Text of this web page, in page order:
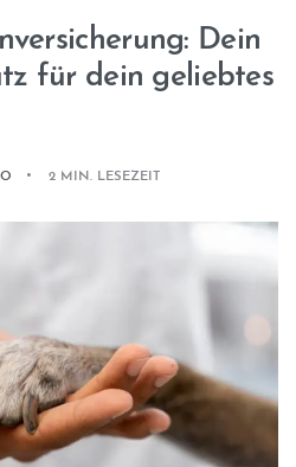
Dein
für dein geliebtes
2 MIN. LESEZEIT